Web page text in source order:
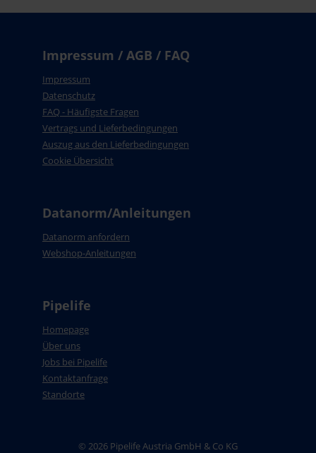
Impressum / AGB / FAQ
Impressum
Datenschutz
FAQ - Häufigste Fragen
Vertrags und Lieferbedingungen
Auszug aus den Lieferbedingungen
Cookie Übersicht
Datanorm/Anleitungen
Datanorm anfordern
Webshop-Anleitungen
Pipelife
Homepage
Über uns
Jobs bei Pipelife
Kontaktanfrage
Standorte
© 2026 Pipelife Austria GmbH & Co KG